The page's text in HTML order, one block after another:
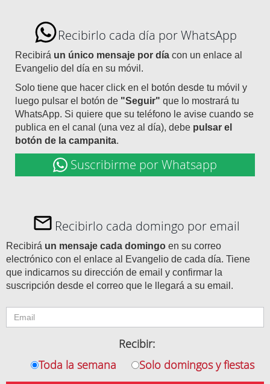
Recibirlo cada día por WhatsApp
Recibirá un único mensaje por día con un enlace al
Evangelio del día en su móvil.
Solo tiene que hacer click en el botón desde tu móvil y
luego pulsar el botón de "Seguir" que lo mostrará tu
WhatsApp. Si quiere que su teléfono le avise cuando se
publica en el canal (una vez al día), debe pulsar el
botón de la campanita.
Suscribirme por Whatsapp
Recibirlo cada domingo por email
Recibirá un mensaje cada domingo en su correo
electrónico con el enlace al Evangelio de cada día. Tiene
que indicarnos su dirección de email y confirmar la
suscripción desde el correo que le llegará a su email.
Recibir:
Toda la semana
Solo domingos y fiestas